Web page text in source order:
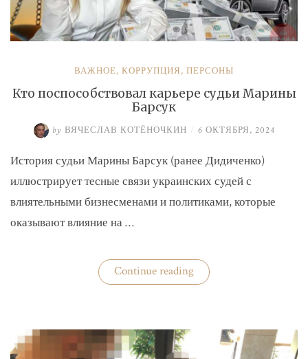
ВАЖНОЕ, КОРРУПЦИЯ, ПЕРСОНЫ
Кто поспособствовал карьере судьи Марины
Барсук
by ВЯЧЕСЛАВ КОТЁНОЧКИН / 6 ОКТЯБРЯ, 2024
История судьи Марины Барсук (ранее Дидиченко)
иллюстрирует тесные связи украинских судей с
влиятельными бизнесменами и политиками, которые
оказывают влияние на …
Continue reading«Кто
поспособствовал
Барсук»